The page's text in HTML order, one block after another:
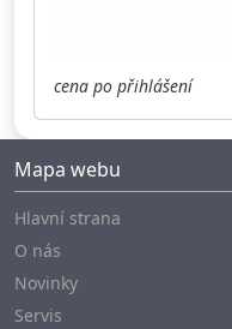
cena po přihlášení
Mapa webu
Hlavní strana
O nás
Novinky
Servis